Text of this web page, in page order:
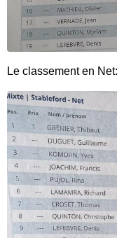
Le classement en Net: